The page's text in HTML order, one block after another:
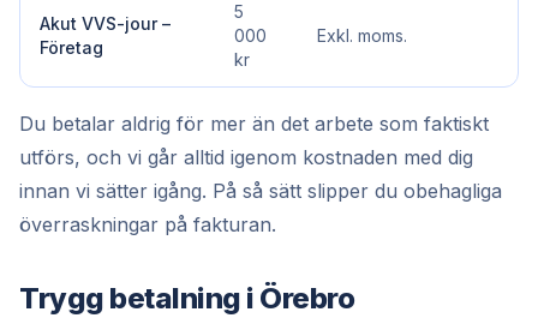
Akut VVS-jour –
Företag
5
000
kr
Exkl. moms.
Du betalar aldrig för mer än det arbete som faktiskt
utförs, och vi går alltid igenom kostnaden med dig
innan vi sätter igång. På så sätt slipper du obehagliga
överraskningar på fakturan.
Trygg betalning i Örebro